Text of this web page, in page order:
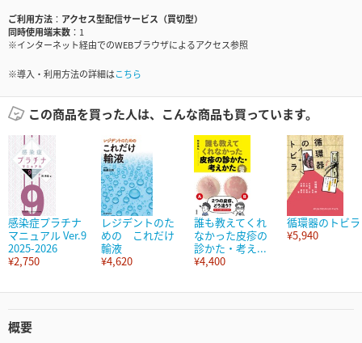
ご利用方法
アクセス型配信サービス（買切型）
同時使用端末数
1
※インターネット経由でのWEBブラウザによるアクセス参照
※導入・利用方法の詳細はこちら
この商品を買った人は、こんな商品も買っています。
感染症プラチナ
マニュアル Ver.9
2025-2026
¥2,750
レジデントのた
めの これだけ
輸液
¥4,620
誰も教えてくれ
なかった皮疹の
診かた・考え...
¥4,400
循環器のトビラ
¥5,940
概要